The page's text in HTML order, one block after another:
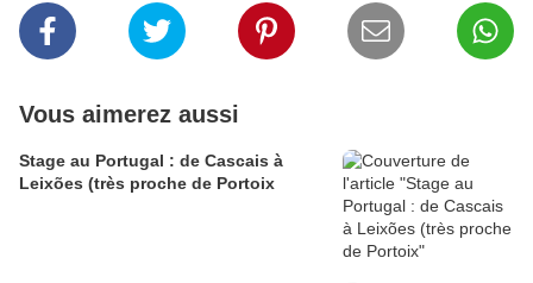
Vous aimerez aussi
Stage au Portugal : de Cascais à
Leixões (très proche de Portoix